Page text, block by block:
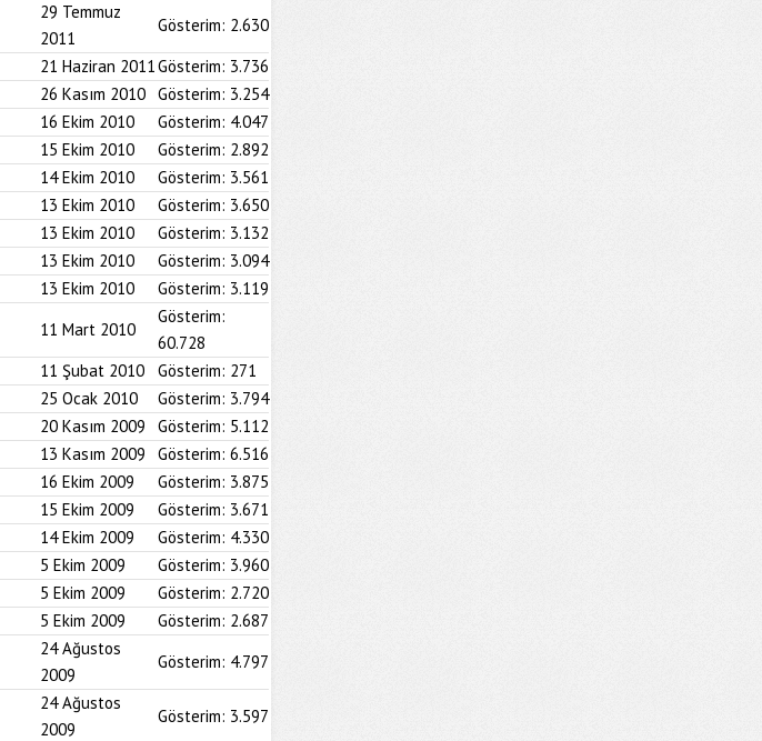
29 Temmuz
2011
Gösterim: 2.630
21 Haziran 2011Gösterim: 3.736
26 Kasım 2010 Gösterim: 3.254
16 Ekim 2010 Gösterim: 4.047
15 Ekim 2010 Gösterim: 2.892
14 Ekim 2010 Gösterim: 3.561
13 Ekim 2010 Gösterim: 3.650
13 Ekim 2010 Gösterim: 3.132
13 Ekim 2010 Gösterim: 3.094
13 Ekim 2010 Gösterim: 3.119
11 Mart 2010
Gösterim:
60.728
11 Şubat 2010 Gösterim: 271
25 Ocak 2010 Gösterim: 3.794
20 Kasım 2009 Gösterim: 5.112
13 Kasım 2009 Gösterim: 6.516
16 Ekim 2009 Gösterim: 3.875
15 Ekim 2009 Gösterim: 3.671
14 Ekim 2009 Gösterim: 4.330
5 Ekim 2009 Gösterim: 3.960
5 Ekim 2009 Gösterim: 2.720
5 Ekim 2009 Gösterim: 2.687
24 Ağustos
2009
Gösterim: 4.797
24 Ağustos
2009
Gösterim: 3.597